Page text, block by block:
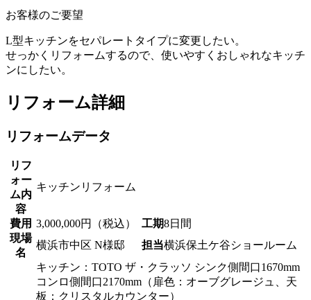
お客様のご要望
L型キッチンをセパレートタイプに変更したい。
せっかくリフォームするので、使いやすくおしゃれなキッチ
ンにしたい。
リフォーム詳細
リフォームデータ
リフ
ォー
ム内
容
キッチンリフォーム
費用 3,000,000円（税込） 工期8日間
現場
名
横浜市中区 N様邸 担当横浜保土ケ谷ショールーム
キッチン：TOTO ザ・クラッソ シンク側間口1670mm
コンロ側間口2170mm（扉色：オーブグレージュ、天
板：クリスタルカウンター）